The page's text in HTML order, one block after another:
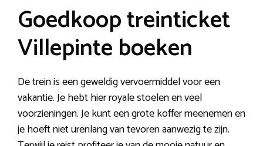
Goedkoop treinticket
Villepinte boeken
De trein is een geweldig vervoermiddel voor een
vakantie. Je hebt hier royale stoelen en veel
voorzieningen. Je kunt een grote koffer meenemen en
je hoeft niet urenlang van tevoren aanwezig te zijn.